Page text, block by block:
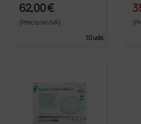
62,00 €
(Precio sin IVA)
10 uds.